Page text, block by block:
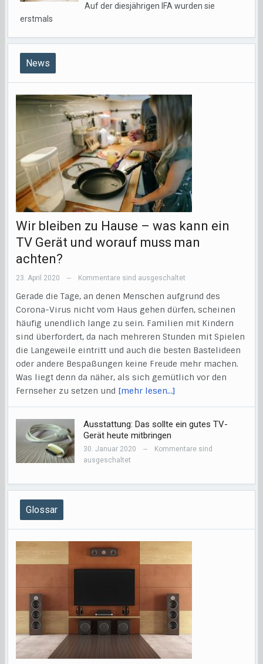
Auf der diesjährigen IFA wurden sie
erstmals
News
Wir bleiben zu Hause – was kann ein
TV Gerät und worauf muss man
achten?
23. April 2020 — Kommentare sind ausgeschaltet
Gerade die Tage, an denen Menschen aufgrund des
Corona-Virus nicht vom Haus gehen dürfen, scheinen
häufig unendlich lange zu sein. Familien mit Kindern
sind überfordert, da nach mehreren Stunden mit Spielen
die Langeweile eintritt und auch die besten Bastelideen
oder andere Bespaßungen keine Freude mehr machen.
Was liegt denn da näher, als sich gemütlich vor den
Fernseher zu setzen und [mehr lesen…]
Ausstattung: Das sollte ein gutes TV-
Gerät heute mitbringen
30. Januar 2020 —
Kommentare sind
ausgeschaltet
Glossar